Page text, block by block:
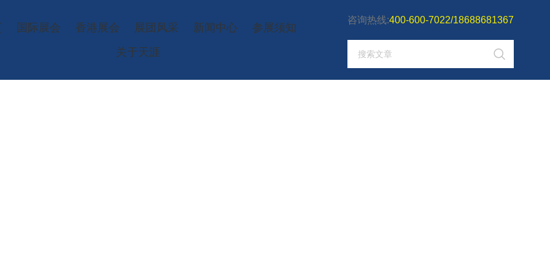
国际展会 香港展会 展团风采 新闻中心
参展须知
关于天涯
咨询热线:400-600-7022/18688681367